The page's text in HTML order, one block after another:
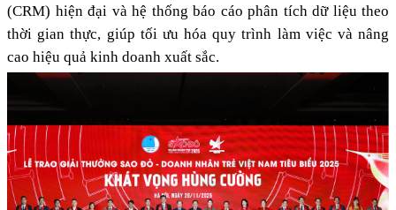
(CRM) hiện đại và hệ thống báo cáo phân tích dữ liệu theo
thời gian thực, giúp tối ưu hóa quy trình làm việc và nâng
cao hiệu quả kinh doanh xuất sắc.